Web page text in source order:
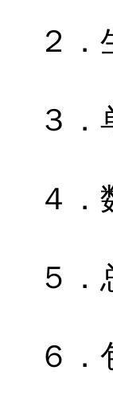
２．
３．
４．
５．
６．